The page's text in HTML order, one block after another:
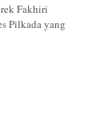
Fakhiri
Pilkada yang